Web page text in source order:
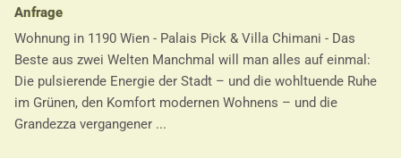
Anfrage
Wohnung in 1190 Wien - Palais Pick & Villa Chimani - Das
Beste aus zwei Welten Manchmal will man alles auf einmal:
Die pulsierende Energie der Stadt – und die wohltuende Ruhe
im Grünen, den Komfort modernen Wohnens – und die
Grandezza vergangener ...